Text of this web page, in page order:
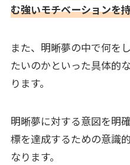
む強いモチベーションを
また、明晰夢の中で何を
たいのかといった具体的
ります。
明晰夢に対する意図を明
標を達成するための意識
なります。